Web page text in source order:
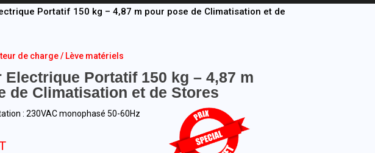
Portatif 150 kg – 4,87 m pour pose de Climatisation et de
Electrique Portatif 150 kg – 4,87 m
de Climatisation et de Stores
: 230VAC monophasé 50-60Hz
de charge / Lève matériels